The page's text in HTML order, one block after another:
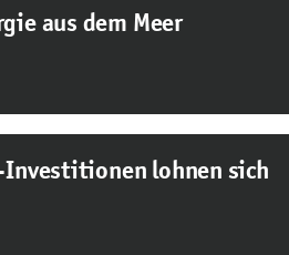
aus dem Meer
lohnen sich